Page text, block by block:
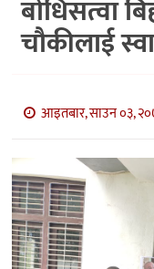
कुराकानी
बाणिज्य
सिफारिस
बोधिसत्वा
चौकीलाई
आइतबार, साउन ०३,